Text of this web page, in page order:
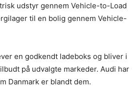
udstyr gennem Vehicle-to-Load
til en bolig gennem Vehicle-
en godkendt ladeboks og bliver i
på udvalgte markeder. Audi har
Danmark er blandt dem.